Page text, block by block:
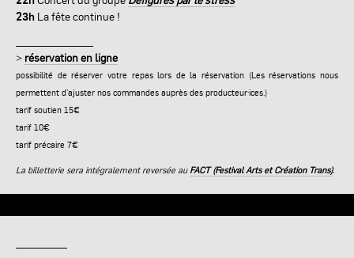
23h La fête continue !
> réservation en ligne
possibilité de réserver votre repas lors de la réservation (Les réservations nous
permettent d'ajuster nos commandes auprès des producteur·ices.)
tarif soutien 15€
tarif 10€
tarif précaire 7€
La billetterie sera intégralement reversée au FACT (Festival Arts et Création Trans).